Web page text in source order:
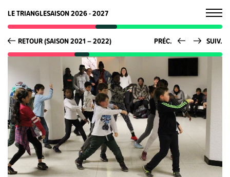
LE TRIANGLESAISON 2026 - 2027
RETOUR (SAISON 2021 – 2022) PRÉC. SUIV.